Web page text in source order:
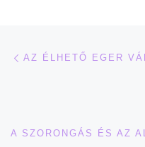
Navigálás a